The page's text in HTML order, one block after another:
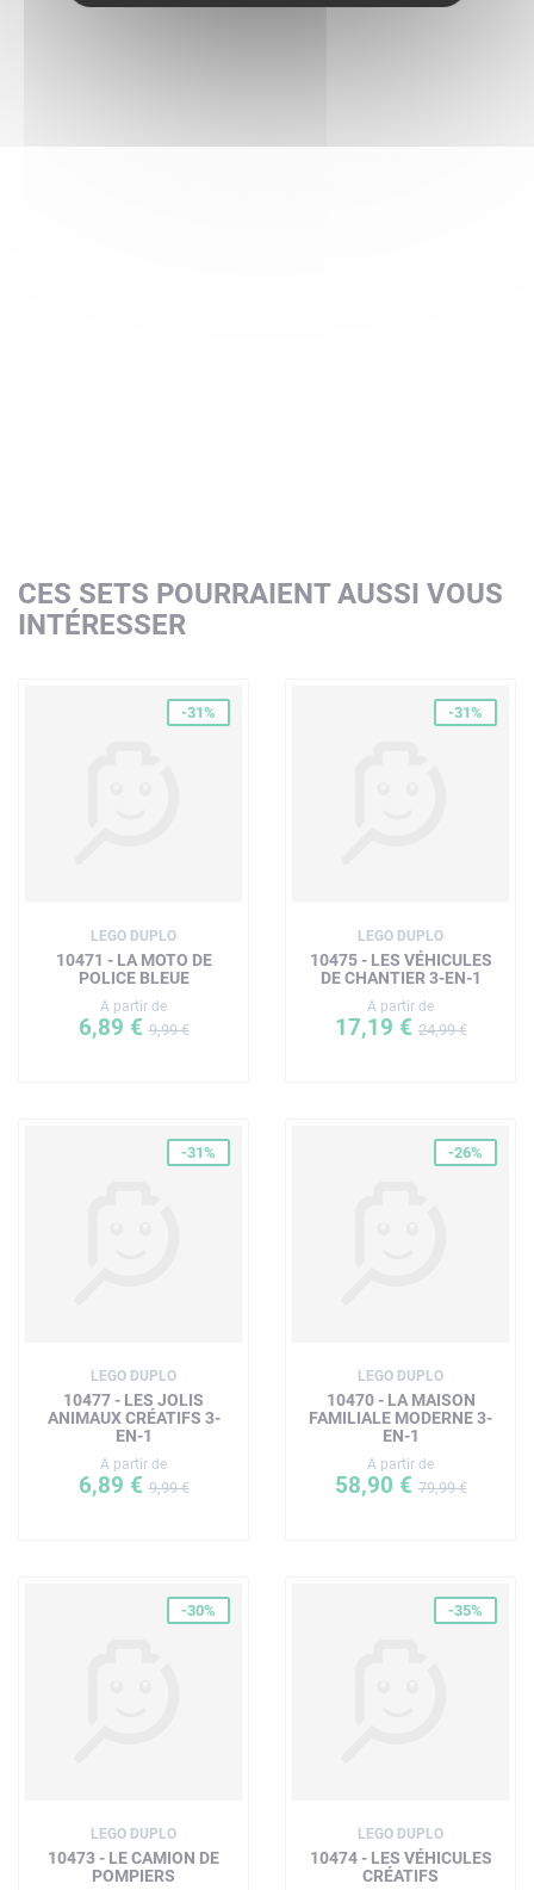
CES SETS POURRAIENT AUSSI VOUS
INTÉRESSER
-31%
LEGO DUPLO
10471 - LA MOTO DE
POLICE BLEUE
A partir de
6,89 €9,99 €
-31%
LEGO DUPLO
10475 - LES VÉHICULES
DE CHANTIER 3-EN-1
A partir de
17,19 €24,99 €
-31%
LEGO DUPLO
10477 - LES JOLIS
ANIMAUX CRÉATIFS 3-
EN-1
A partir de
6,89 €9,99 €
-26%
LEGO DUPLO
10470 - LA MAISON
FAMILIALE MODERNE 3-
EN-1
A partir de
58,90 €79,99 €
-30%
LEGO DUPLO
10473 - LE CAMION DE
POMPIERS
-35%
LEGO DUPLO
10474 - LES VÉHICULES
CRÉATIFS